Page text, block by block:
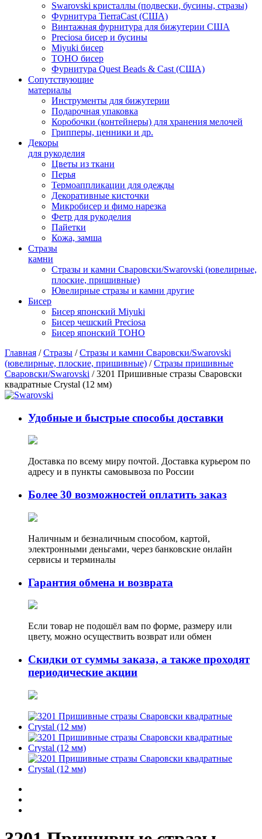
Swarovski кристаллы (подвески, бусины, стразы)
Фурнитура TierraCast (США)
Винтажная фурнитура для бижутерии США
Preciosa бисер и бусины
Miyuki бисер
TOHO бисер
Фурнитура Quest Beads & Cast (США)
Сопутствующие
материалы
Инструменты для бижутерии
Подарочная упаковка
Коробочки (контейнеры) для хранения мелочей
Грипперы, ценники и др.
Декоры
для рукоделия
Цветы из ткани
Перья
Термоаппликации для одежды
Декоративные кисточки
Микробисер и фимо нарезка
Фетр для рукоделия
Пайетки
Кожа, замша
Стразы
камни
Стразы и камни Сваровски/Swarovski (ювелирные,
плоские, пришивные)
Ювелирные стразы и камни другие
Бисер
Бисер японский Miyuki
Бисер чешский Preciosa
Бисер японский TOHO
Главная /Стразы /Стразы и камни Сваровски/Swarovski
(ювелирные, плоские, пришивные) /Стразы пришивные
Сваровски/Swarovski / 3201 Пришивные стразы Сваровски
квадратные Crystal (12 мм)
Удобные и быстрые способы доставки
Доставка по всему миру почтой. Доставка курьером по
адресу и в пункты самовывоза по России
Более 30 возможностей оплатить заказ
Наличным и безналичным способом, картой,
электронными деньгами, через банковские онлайн
сервисы и терминалы
Гарантия обмена и возврата
Если товар не подошёл вам по форме, размеру или
цвету, можно осуществить возврат или обмен
Скидки от суммы заказа, а также проходят
периодические акции